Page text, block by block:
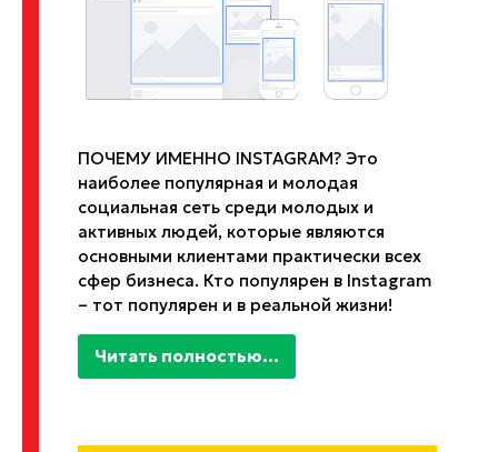
ПОЧЕМУ ИМЕННО INSTAGRAM? Это
наиболее популярная и молодая
социальная сеть среди молодых и
активных людей, которые являются
основными клиентами практически всех
сфер бизнеса. Кто популярен в Instagram
– тот популярен и в реальной жизни!
Читать полностью...